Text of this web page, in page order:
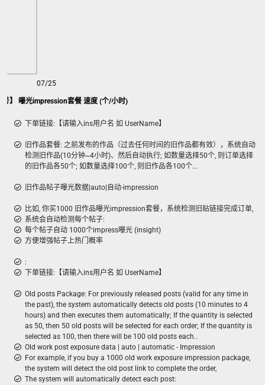
Ins已发作品批量套餐【请输入 账号】 曝光impression套餐 速度 (个/小时)
07/25
下单链接:【请输入ins用户名 如 UserName】
旧作品套餐: 之前发布的作品（过去任何时间的旧作品都有效），系统自动
检测旧作品(10分钟~4小时)、然后自动执行; 如数量选择50个, 则订单选择
的旧作品各50个; 如数量选择100个, 则旧作品各100个...
旧作品帖子曝光数据|auto|自动-impression
比如, 你买1000 旧作品曝光impression套餐，系统检测旧贴链接完成订单,
系统会自动检测每个帖子:
每个帖子自动 1000个impress曝光 (insight)
方便增强帖子上热门概率
:
下单链接:【请输入ins用户名 如 UserName】
Old posts Package: For previously released posts (valid for any time in
the past), the system automatically detects old posts (10 minutes to 4
hours) and then executes them automatically; If the quantity is selected
as 50, then 50 old posts will be selected for each order; If the quantity is
selected as 100, then there will be 100 old posts each..
Old work post exposure data | auto | automatic - Impression
For example, if you buy a 1000 old work exposure impression package,
the system will detect the old post link to complete the order,
The system will automatically detect each post: